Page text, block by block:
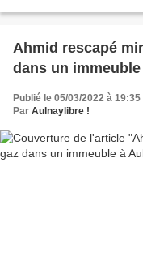
Ahmid rescapé
dans un
Publié le 05/03/2022 à 19:35
Par Aulnaylibre !